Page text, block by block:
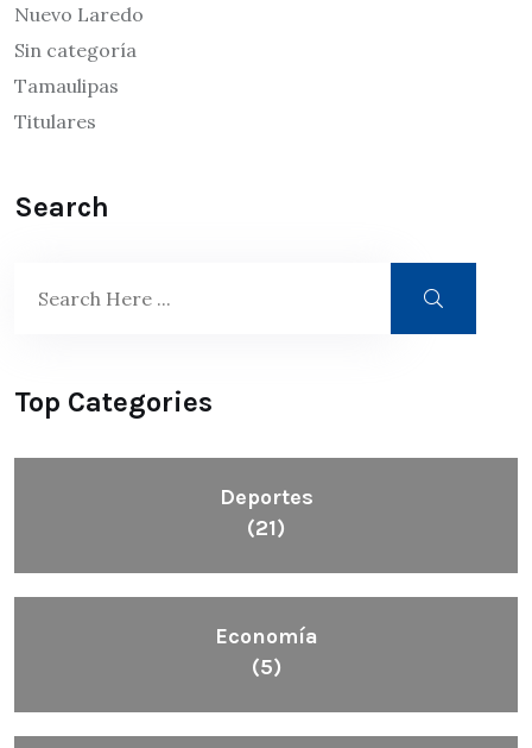
Nuevo Laredo
Sin categoría
Tamaulipas
Titulares
Search
Top Categories
Deportes
(21)
Economía
(5)